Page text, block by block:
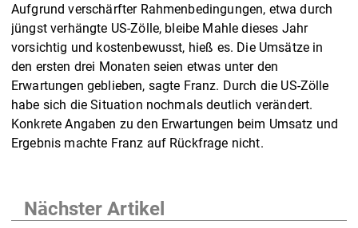
Aufgrund verschärfter Rahmenbedingungen, etwa durch
jüngst verhängte US-Zölle, bleibe Mahle dieses Jahr
vorsichtig und kostenbewusst, hieß es. Die Umsätze in
den ersten drei Monaten seien etwas unter den
Erwartungen geblieben, sagte Franz. Durch die US-Zölle
habe sich die Situation nochmals deutlich verändert.
Konkrete Angaben zu den Erwartungen beim Umsatz und
Ergebnis machte Franz auf Rückfrage nicht.
Nächster Artikel